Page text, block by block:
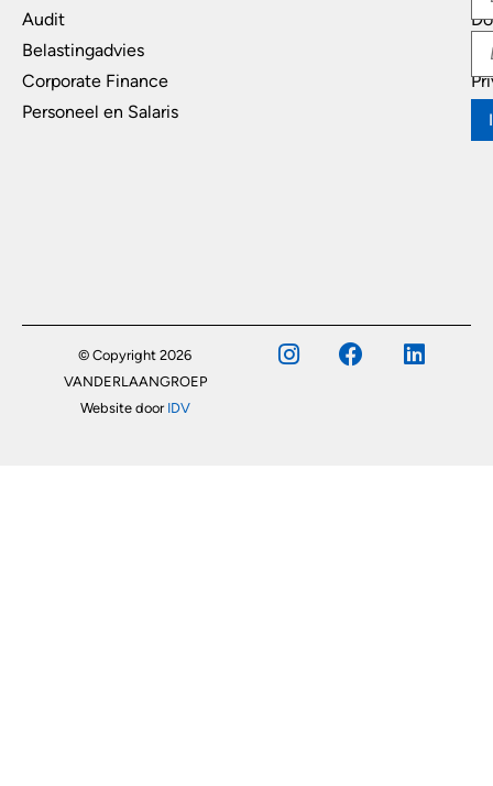
Audit
Belastingadvies
Corporate Finance
Personeel en Salaris
© Copyright 2026
VANDERLAANGROEP
Website door IDV